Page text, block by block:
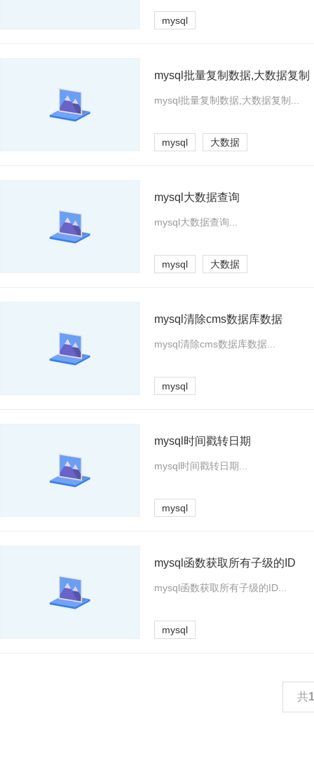
mysql
mysql批量复制数据,大数据复制
mysql批量复制数据,大数据复制...
mysql 大数据
mysql大数据查询
mysql大数据查询...
mysql 大数据
mysql清除cms数据库数据
mysql清除cms数据库数据...
mysql
mysql时间戳转日期
mysql时间戳转日期...
mysql
mysql函数获取所有子级的ID
mysql函数获取所有子级的ID...
mysql
共1